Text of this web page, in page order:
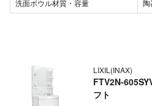
洗面ボウル材質・容量
LIXIL(INAX)
FTV2N-
フト